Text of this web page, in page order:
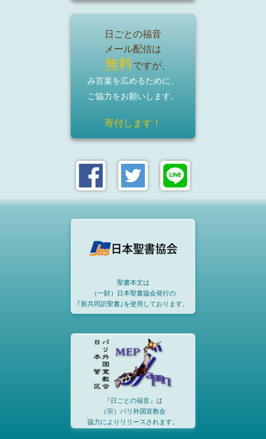
日ごとの福音
メール配信は
無料ですが、
み言葉を広めるために、
ご協力をお願いします。
寄付します！
聖書本文は
（一財）日本聖書協会発行の
｢新共同訳聖書｣を使用しております。
『日ごとの福音』は
（宗）パリ外国宣教会
協力によりリリースされます。